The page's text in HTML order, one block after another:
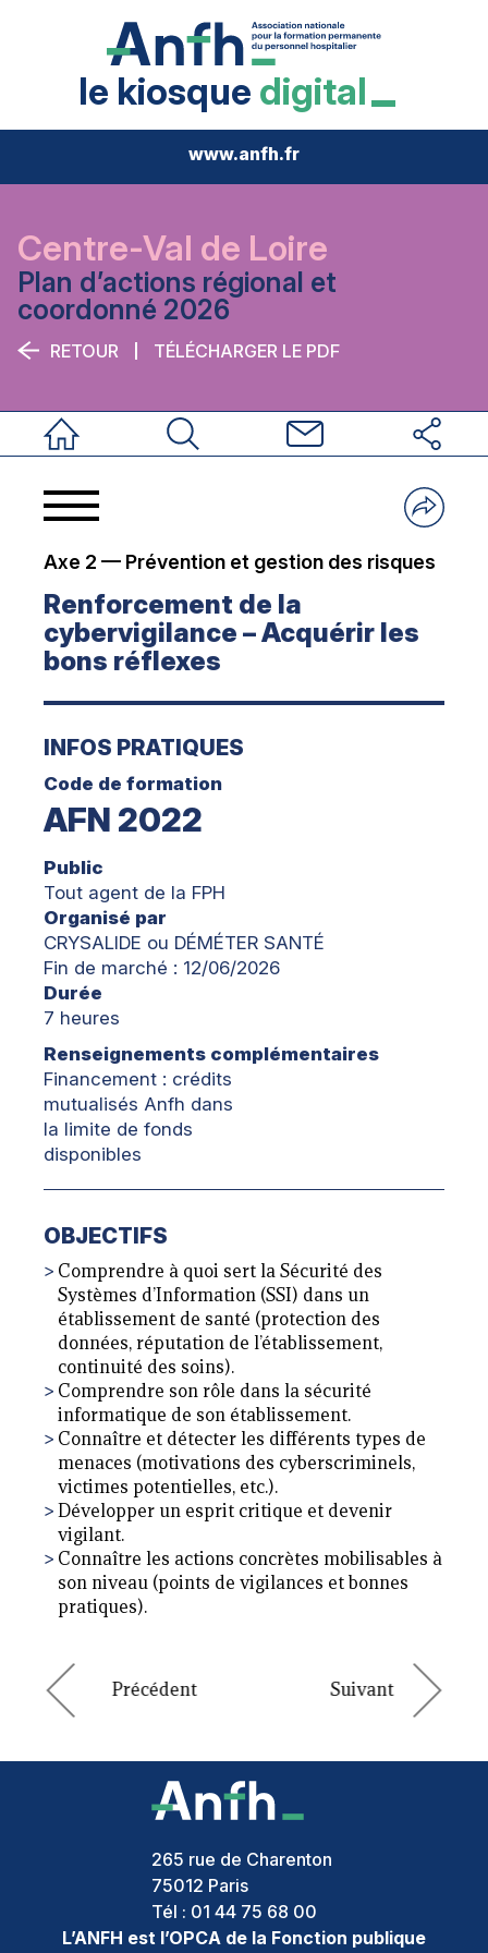
le kiosque digital
www.anfh.fr
Accueil Rechercher Nous contacter Réseaux
Centre-Val de Loire
Plan d’actions régional et
coordonné 2026
RETOUR TÉLÉCHARGER LE PDF
Axe 2 — Prévention et gestion des risques
Renforcement de la
cybervigilance – Acquérir les
bons réflexes
INFOS PRATIQUES
Code de formation
AFN 2022
Public
Tout agent de la FPH
Organisé par
CRYSALIDE ou DÉMÉTER SANTÉ
Fin de marché : 12/06/2026
Durée
7 heures
Renseignements complémentaires
Financement : crédits
mutualisés Anfh dans
la limite de fonds
disponibles
OBJECTIFS
Comprendre à quoi sert la Sécurité des
Systèmes d’Information (SSI) dans un
établissement de santé (protection des
données, réputation de l’établissement,
continuité des soins).
Comprendre son rôle dans la sécurité
informatique de son établissement.
Connaître et détecter les différents types de
menaces (motivations des cyberscriminels,
victimes potentielles, etc.).
Développer un esprit critique et devenir
vigilant.
Connaître les actions concrètes mobilisables à
son niveau (points de vigilances et bonnes
pratiques).
265 rue de Charenton
75012 Paris
Tél : 01 44 75 68 00
L’ANFH est l’OPCA de la Fonction publique